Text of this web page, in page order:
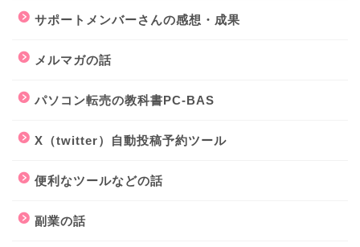
サポートメンバーさんの感想・成果
メルマガの話
パソコン転売の教科書PC-BAS
X（twitter）自動投稿予約ツール
便利なツールなどの話
副業の話